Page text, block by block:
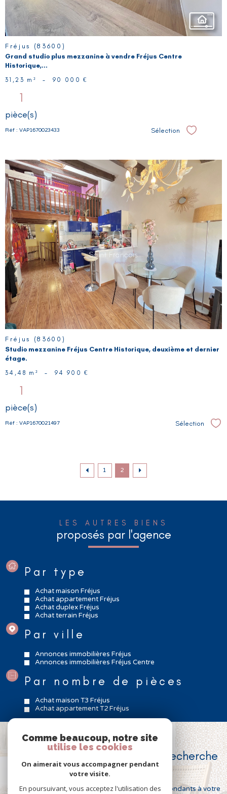
Fréjus (83600)
Grand studio plus mezzanine à vendre Fréjus Centre
Historique,...
31,23 m² - 90 000 €
1
pièce(s)
Réf : VAP1670023433 Sélection
VOIR LE
BIEN
Fréjus (83600)
Studio mezzanine Fréjus Centre Historique, deuxième et dernier
étage.
34,48 m² - 94 900 €
1
pièce(s)
Réf : VAP1670021497 Sélection
1 2
LES AUTRES BIENS
proposés par l'agence
Par type
Achat maison Fréjus
Achat appartement Fréjus
Achat duplex Fréjus
Achat terrain Fréjus
Par ville
Annonces immobilières Fréjus
Annonces immobilières Fréjus Centre
Par nombre de pièces
Achat maison T3 Fréjus
Achat appartement T2 Fréjus
VOUS N'AVEZ PAS TROUVÉ
le bien correspondant à votre recherche
?
Créer une alerte email et recevez les biens correspondants à votre
Comme beaucoup, notre site
utilise les cookies
On aimerait vous accompagner pendant
votre visite.
En poursuivant, vous acceptez l'utilisation des